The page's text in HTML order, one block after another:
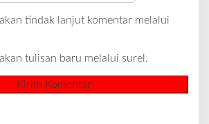
tindak lanjut komentar melalui
tulisan baru melalui surel.